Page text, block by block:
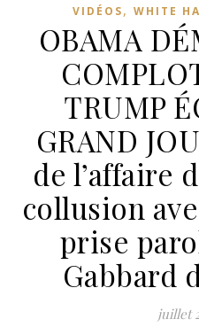
VIDÉOS, WHITE
OBAMA
TRUMP
GRAND
de l’affaire
collusion
prise
Gabbard
juillet